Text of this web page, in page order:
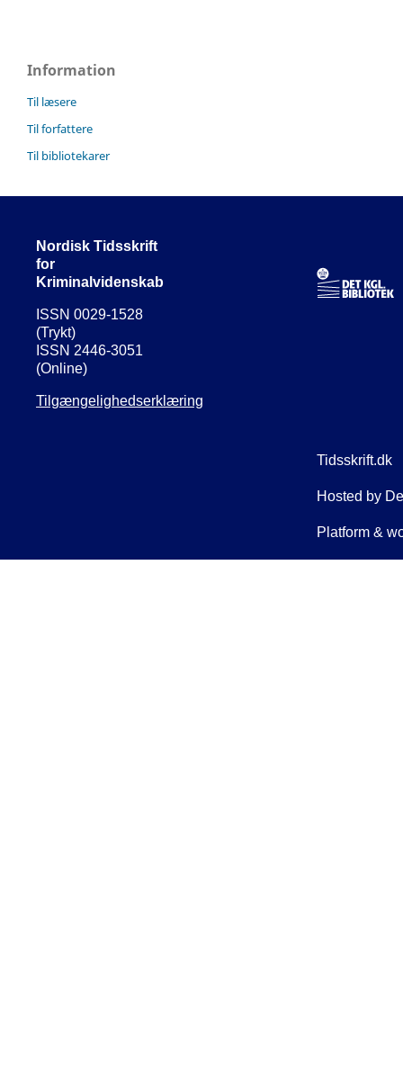
Information
Til læsere
Til forfattere
Til bibliotekarer
Nordisk Tidsskrift
for
Kriminalvidenskab
ISSN 0029-1528
(Trykt)
ISSN 2446-3051
(Online)
Tilgængelighedserklæring